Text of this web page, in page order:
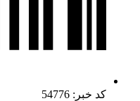
کد خبر: 54776